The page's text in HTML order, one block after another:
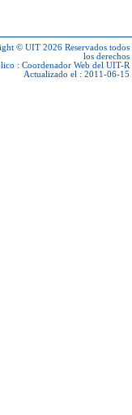
© UIT 2026 Reservados todos
los derechos
: Coordenador Web del UIT-R
Actualizado el : 2011-06-15